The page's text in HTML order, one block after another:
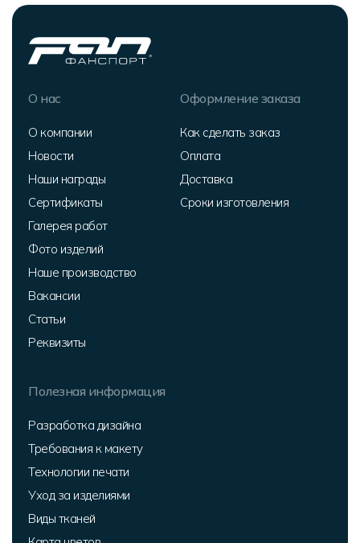
О нас
О компании
Новости
Наши награды
Сертификаты
Галерея работ
Фото изделий
Наше производство
Вакансии
Статьи
Реквизиты
Оформление заказа
Как сделать заказ
Оплата
Доставка
Сроки изготовления
Полезная информация
Разработка дизайна
Требования к макету
Технологии печати
Уход за изделиями
Виды тканей